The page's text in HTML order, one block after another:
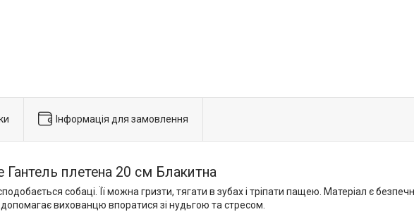
Інформація для замовлення
Гантель плетена 20 см Блакитна
собаці. Її можна гризти, тягати в зубах і тріпати пащею. Матеріал є
вихованцю впоратися зі нудьгою та стресом.